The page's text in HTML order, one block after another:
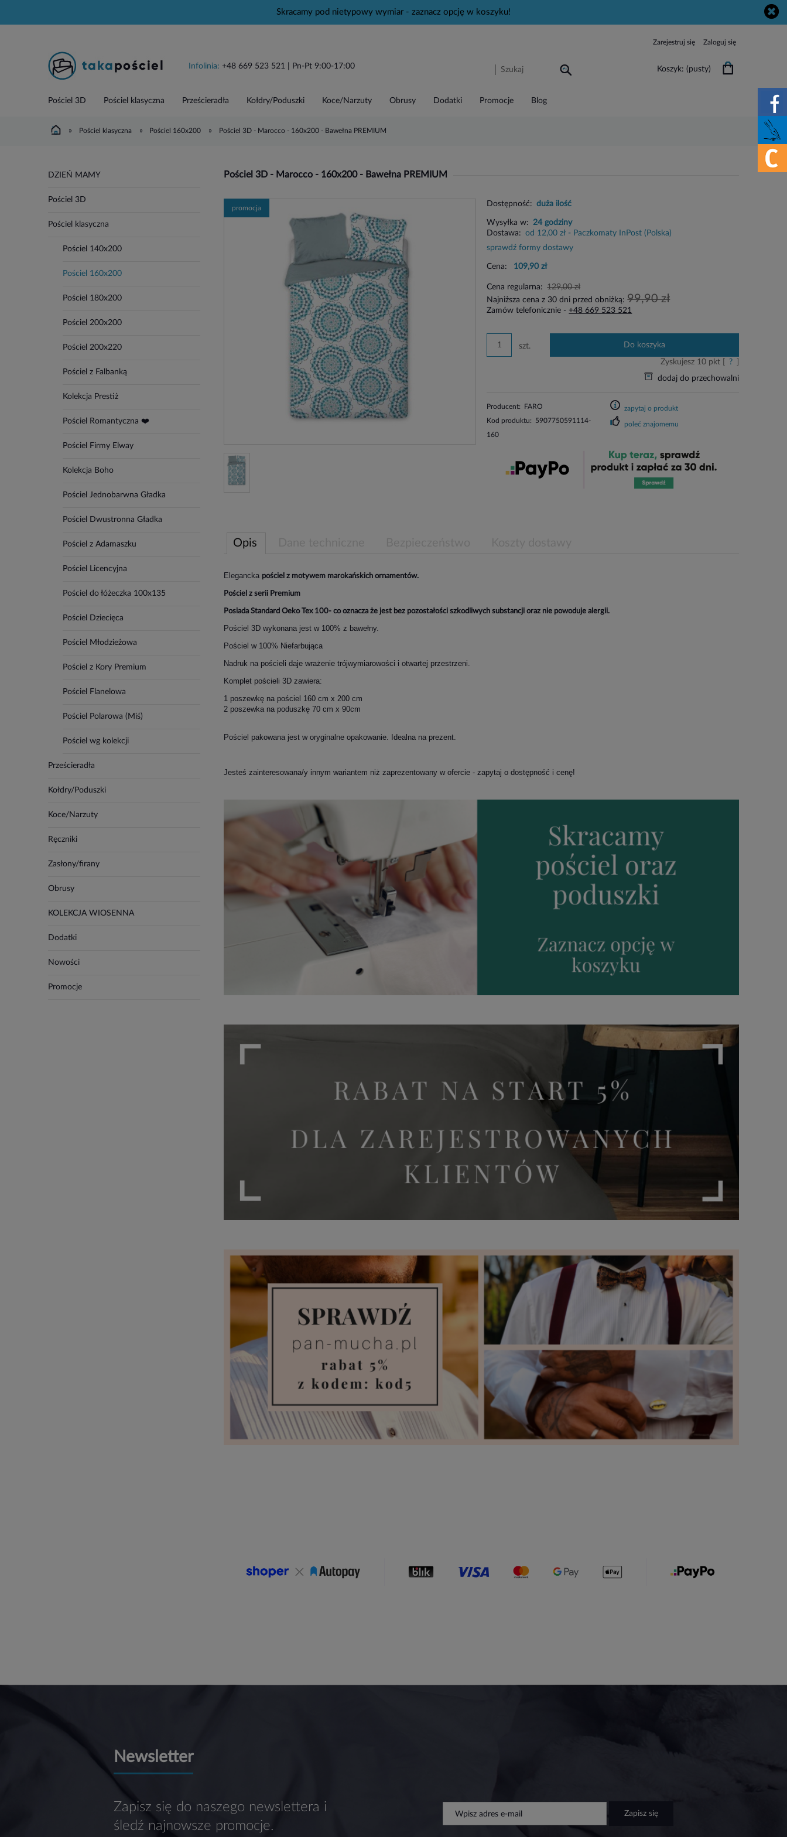
Skracamy pod nietypowy wymiar - zaznacz opcję w koszyku!
Zarejestruj się Zaloguj się
Infolinia: +48 669 523 521 | Pn-Pt 9:00-17:00 Koszyk: (pusty)
Pościel 3D Pościel klasyczna Prześcieradła Kołdry/Poduszki Koce/Narzuty Obrusy Dodatki Promocje Blog
» Pościel klasyczna » Pościel 160x200 » Pościel 3D - Marocco - 160x200 - Bawełna PREMIUM
DZIEŃ MAMY
Pościel 3D
Pościel klasyczna
Pościel 140x200
Pościel 160x200
Pościel 180x200
Pościel 200x200
Pościel 200x220
Pościel z Falbanką
Kolekcja Prestiż
Pościel Romantyczna ❤️
Pościel Firmy Elway
Kolekcja Boho
Pościel Jednobarwna Gładka
Pościel Dwustronna Gładka
Pościel z Adamaszku
Pościel Licencyjna
Pościel do łóżeczka 100x135
Pościel Dziecięca
Pościel Młodzieżowa
Pościel z Kory Premium
Pościel Flanelowa
Pościel Polarowa (Miś)
Pościel wg kolekcji
Prześcieradła
Kołdry/Poduszki
Koce/Narzuty
Ręczniki
Zasłony/firany
Obrusy
KOLEKCJA WIOSENNA
Dodatki
Nowości
Promocje
Pościel 3D - Marocco - 160x200 - Bawełna PREMIUM
promocja Dostępność: duża ilość
Wysyłka w: 24 godziny
Dostawa: od 12,00 zł - Paczkomaty InPost (Polska)
sprawdź formy dostawy
Cena: 109,90 zł
Cena regularna: 129,00 zł
Najniższa cena z 30 dni przed obniżką:99,90 zł
Zamów telefonicznie -+48 669 523 521
szt. do koszyka
Zyskujesz 10pkt [ ?
dodaj do przechowalni
Producent:
FARO
Kod produktu:
5907750591114-
160
zapytaj o produkt
poleć znajomemu
Opis
Elegancka pościel z motywem marokańskich ornamentów.
Pościel z serii Premium
Posiada Standard Oeko Tex 100- co oznacza że jest bez pozostałości szkodliwych substancji oraz nie powoduje alergii.
Pościel 3D wykonana jest w 100% z bawełny.
Pościel w 100% Niefarbująca
Nadruk na pościeli daje wrażenie trójwymiarowości i otwartej przestrzeni.
Komplet pościeli 3D zawiera:
1 poszewkę na pościel 160 cm x 200 cm
2 poszewka na poduszkę 70 cm x 90cm
Pościel pakowana jest w oryginalne opakowanie. Idealna na prezent.
Jesteś zainteresowana/y innym wariantem niż zaprezentowany w ofercie - zapytaj o dostępność i cenę!
Newsletter
Zapisz się do naszego newslettera i
śledź najnowsze promocje.
zapisz się